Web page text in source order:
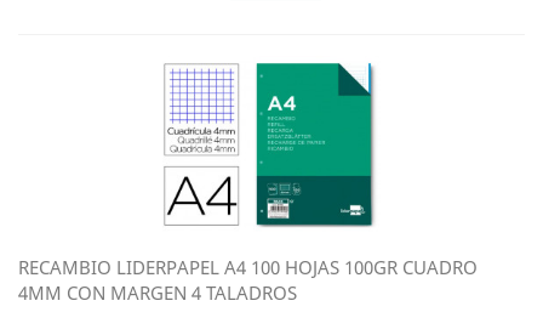
RECAMBIO LIDERPAPEL A4 100 HOJAS 100GR CUADRO
4MM CON MARGEN 4 TALADROS